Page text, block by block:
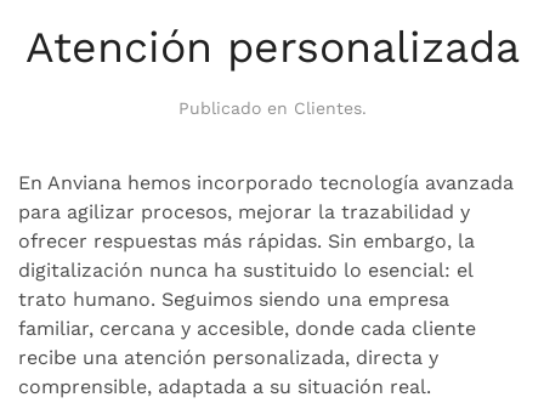
Atención personalizada
Publicado en Clientes.
En Anviana hemos incorporado tecnología avanzada
para agilizar procesos, mejorar la trazabilidad y
ofrecer respuestas más rápidas. Sin embargo, la
digitalización nunca ha sustituido lo esencial: el
trato humano. Seguimos siendo una empresa
familiar, cercana y accesible, donde cada cliente
recibe una atención personalizada, directa y
comprensible, adaptada a su situación real.